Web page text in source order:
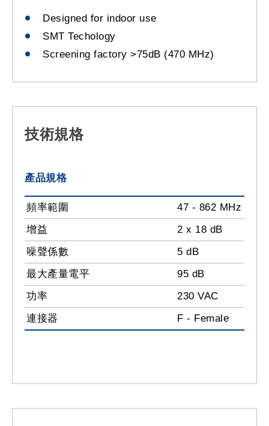
Designed for indoor use
SMT Techology
Screening factory >75dB (470 MHz)
技術規格
產品規格
頻率範圍
47 - 862 MHz
增益
2 x 18 dB
噪聲係數
5 dB
最大產量電平
95 dB
功率
230 VAC
連接器
F - Female